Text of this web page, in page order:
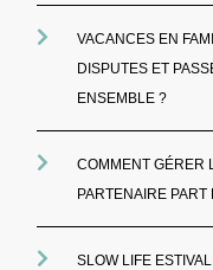
VACANCES EN
DISPUTES ET
ENSEMBLE ?
COMMENT GÉRER
PARTENAIRE
SLOW LIFE